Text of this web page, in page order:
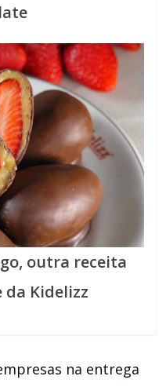
outra receita
da Kidelizz
na entrega